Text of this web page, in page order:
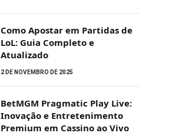
Como Apostar em Partidas de
LoL: Guia Completo e
Atualizado
2 DE NOVEMBRO DE 2025
BetMGM Pragmatic Play Live:
Inovação e Entretenimento
Premium em Cassino ao Vivo